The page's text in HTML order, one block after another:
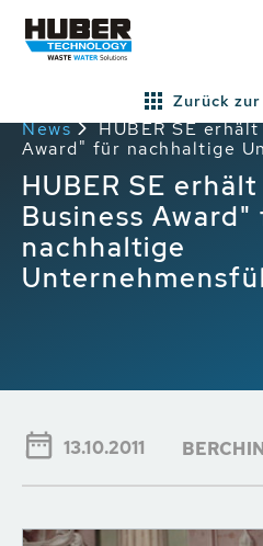
Presse/News
News
HUBER SE
Award" für nachhaltige
HUBER SE
Business Award"
nachhaltige
Zurück
13.10.2011